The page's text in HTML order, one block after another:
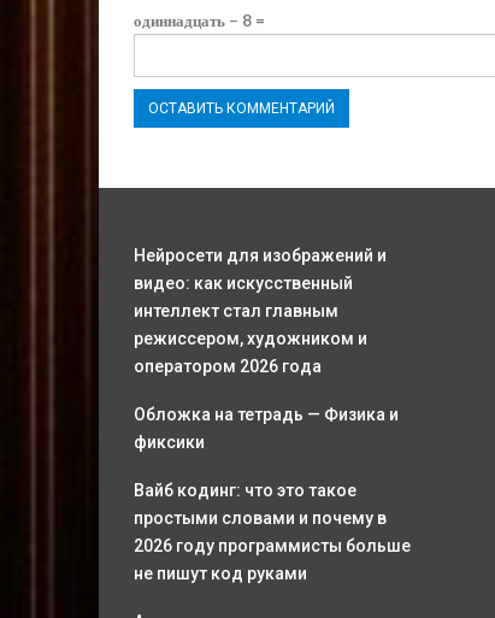
одиннадцать − 8 =
Нейросети для изображений и
видео: как искусственный
интеллект стал главным
режиссером, художником и
оператором 2026 года
Обложка на тетрадь — Физика и
фиксики
Вайб кодинг: что это такое
простыми словами и почему в
2026 году программисты больше
не пишут код руками